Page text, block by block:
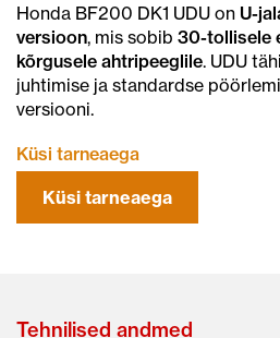
Honda BF200 DK1 UDU on U-
versioon, mis sobib 30-tollisele
kõrgusele ahtripeeglile. UDU
juhtimise ja standardse
versiooni.
Küsi tarneaega
Küsi tarneaega
Tehnilised andmed